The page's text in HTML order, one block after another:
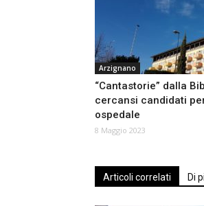
Arzignano
“Cantastorie” dalla
cercansi candidati
ospedale
8 Maggio 2023
Articoli correlati Di